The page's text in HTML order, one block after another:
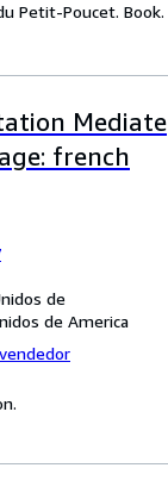
Petit-Poucet. Book.
Mediate
french
de
de America